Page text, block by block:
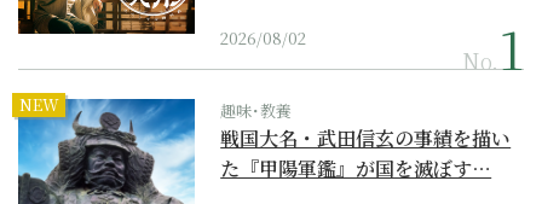
2026/08/02
No.
NEW 趣味･教養
戦国大名・武田信玄の事績を描い
た『甲陽軍鑑』が国を滅ぼす…